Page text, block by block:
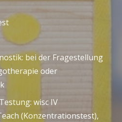
bei der Fragestellung
oder
wisc IV
(Konzentrationstest),